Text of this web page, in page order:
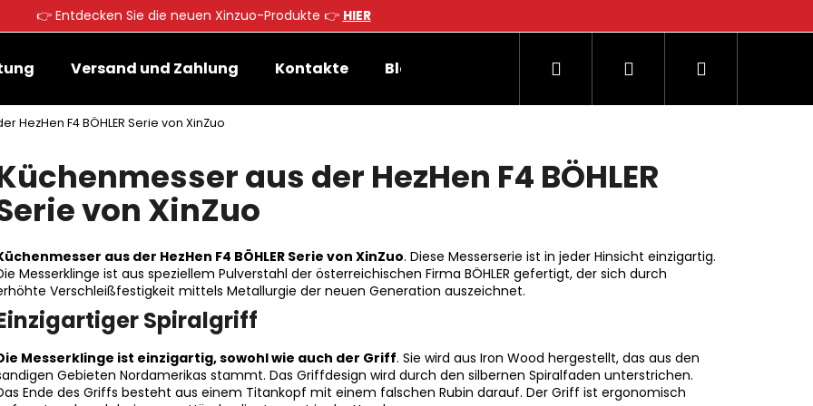
👉 Entdecken Sie die neuen Xinzuo-Produkte 👉 HIER
Versand und Zahlung Kontakte Blog SuchenLogin Warenkorb
HezHen F4 BÖHLER Serie von XinZuo
aus der HezHen F4 BÖHLER
von XinZuo
aus der HezHen F4 BÖHLER Serie von XinZuo. Diese Messerserie ist in jeder Hinsicht einzigartig.
Messerklinge ist aus speziellem Pulverstahl der österreichischen Firma BÖHLER gefertigt, der sich durch
Verschleißfestigkeit mittels Metallurgie der neuen Generation auszeichnet.
Spiralgriff
Messerklinge ist einzigartig, sowohl wie auch der Griff. Sie wird aus Iron Wood hergestellt, das aus den
Gebieten Nordamerikas stammt. Das Griffdesign wird durch den silbernen Spiralfaden unterstrichen.
Ende des Griffs besteht aus einem Titankopf mit einem falschen Rubin darauf. Der Griff ist ergonomisch
Was suchen Sie?
SUCHEN
Wir empfehlen